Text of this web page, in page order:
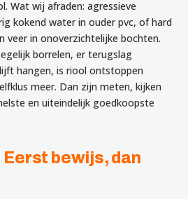
Wat wij afraden: agressieve
kokend water in ouder pvc, of hard
veer in onoverzichtelijke bochten.
borrelen, er terugslag
hangen, is riool ontstoppen
meer. Dan zijn meten, kijken
en uiteindelijk goedkoopste
Eerst bewijs, dan